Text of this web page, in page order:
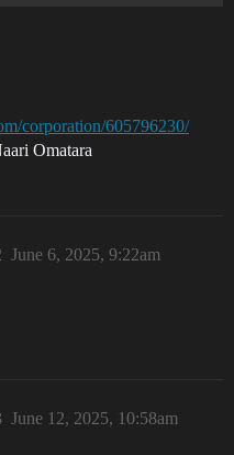
corporation/605796230/
Omatara
June 6, 2025, 9:22am
June 12, 2025, 10:58am